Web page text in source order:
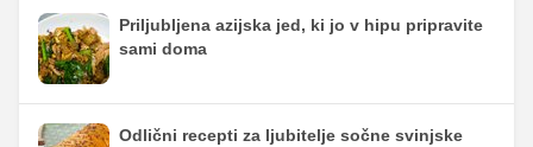
Priljubljena azijska jed, ki jo v hipu pripravite
sami doma
Odlični recepti za ljubitelje sočne svinjske